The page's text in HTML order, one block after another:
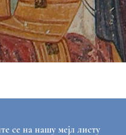
се на нашу мејл листу